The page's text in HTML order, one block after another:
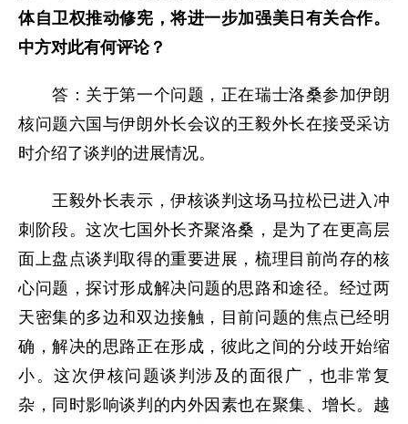
体自卫权推动修宪，将进一步加强美日有关合作。
中方对此有何评论？
答：关于第一个问题，正在瑞士洛桑参加伊朗
核问题六国与伊朗外长会议的王毅外长在接受采访
时介绍了谈判的进展情况。
王毅外长表示，伊核谈判这场马拉松已进入冲
刺阶段。这次七国外长齐聚洛桑，是为了在更高层
面上盘点谈判取得的重要进展，梳理目前尚存的核
心问题，探讨形成解决问题的思路和途径。经过两
天密集的多边和双边接触，目前问题的焦点已经明
确，解决的思路正在形成，彼此之间的分歧开始缩
小。这次伊核问题谈判涉及的面很广，也非常复
杂，同时影响谈判的内外因素也在聚集、增长。越